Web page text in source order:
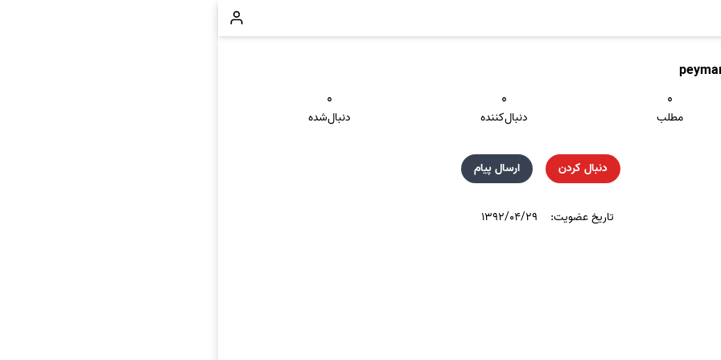
۰
مطلب
۰
دنبال‌کننده
۰
دنبال‌شده
دنبال کردن ارسال پیام
تاریخ عضویت: ۱۳۹۲/۰۴/۲۹